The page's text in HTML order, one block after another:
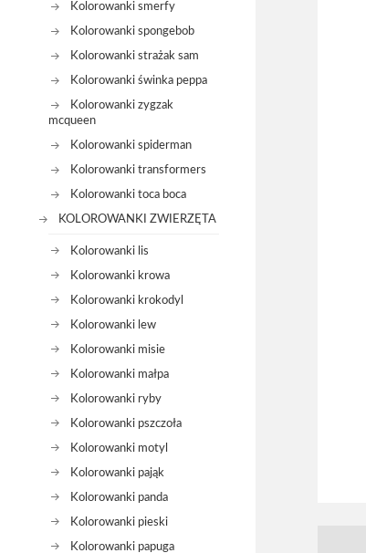
Kolorowanki smerfy
Kolorowanki spongebob
Kolorowanki strażak sam
Kolorowanki świnka peppa
Kolorowanki zygzak
mcqueen
Kolorowanki spiderman
Kolorowanki transformers
Kolorowanki toca boca
KOLOROWANKI ZWIERZĘTA
Kolorowanki lis
Kolorowanki krowa
Kolorowanki krokodyl
Kolorowanki lew
Kolorowanki misie
Kolorowanki małpa
Kolorowanki ryby
Kolorowanki pszczoła
Kolorowanki motyl
Kolorowanki pająk
Kolorowanki panda
Kolorowanki pieski
Kolorowanki papuga